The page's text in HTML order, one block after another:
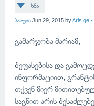
ხმა
პასუხი Jun 29, 2015 byAris.ge -
გამარჯობა მარიამ,
შეფასებისა და
ინფორმაციით,
თქვენ მიერ
საგნით არის